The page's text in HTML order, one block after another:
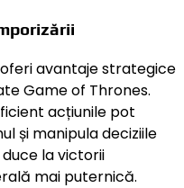
avantaje strategice
Game of Thrones.
acțiunile pot
și manipula deciziile
la victorii
mai puternică.